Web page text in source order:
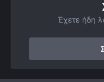
Έχετε ήδη